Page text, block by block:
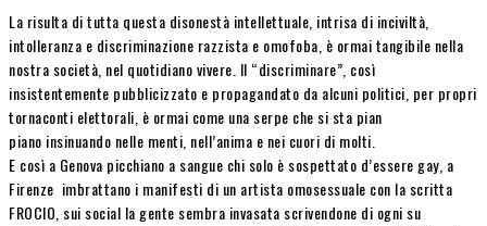
La risulta di tutta questa disonestà intellettuale, intrisa di inciviltà,
intolleranza e discriminazione razzista e omofoba, è ormai tangibile nella
nostra società, nel quotidiano vivere. Il “discriminare”, così
insistentemente pubblicizzato e propagandato da alcuni politici, per propri
tornaconti elettorali, è ormai come una serpe che si sta pian
piano insinuando nelle menti, nell’anima e nei cuori di molti.
E così a Genova picchiano a sangue chi solo è sospettato d’essere gay, a
Firenze imbrattano i manifesti di un artista omosessuale con la scritta
FROCIO, sui social la gente sembra invasata scrivendone di ogni su